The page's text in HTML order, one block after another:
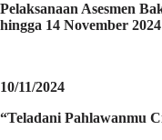
Pelaksanaan Asesmen
hingga 14 November
10/11/2024
“Teladani Pahlawanmu